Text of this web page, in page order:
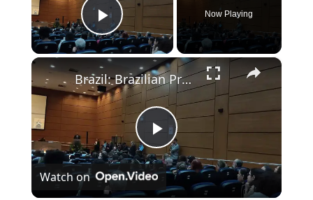
Play Video
Now Playing
×
Play Video
Brazil: Brazilian President Lula hosts WHO chief Tedros in Rio.
Watch on